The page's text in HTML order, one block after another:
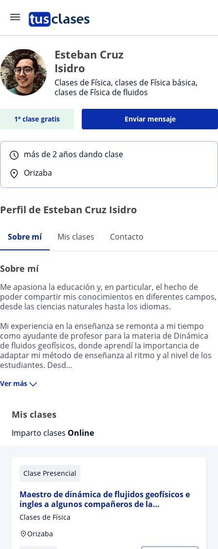
Esteban Cruz
Isidro
Clases de Física, clases de Física básica,
clases de Física de fluidos
1ª clase gratis Enviar mensaje
más de 2 años dando clase
Orizaba
Perfil de Esteban Cruz Isidro
Sobre mí Mis clases Contacto
Sobre mí
Me apasiona la educación y, en particular, el hecho de
poder compartir mis conocimientos en diferentes campos,
desde las ciencias naturales hasta los idiomas.
Mi experiencia en la enseñanza se remonta a mi tiempo
como ayudante de profesor para la materia de Dinámica
de fluidos geofísicos, donde aprendí la importancia de
adaptar mi método de enseñanza al ritmo y al nivel de los
estudiantes. Desd...
Ver más
Mis clases
Imparto clases Online
Clase Presencial
Maestro de dinámica de flujidos geofísicos e
ingles a algunos compañeros de la
licenciatura
Clases de Física
Orizaba